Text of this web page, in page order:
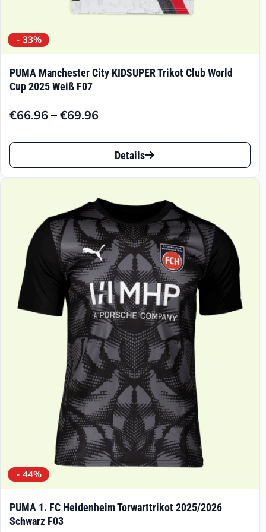
- 33%
PUMA Manchester City KIDSUPER Trikot Club World
Cup 2025 Weiß F07
€66.96–€69.96
Preisspanne:
€66.96
€69.96
Dieses
Produkt
Varianten
auf.
Die
Optionen
können
Produktseite
Details
- 44%
PUMA 1. FC Heidenheim Torwarttrikot 2025/2026
Schwarz F03